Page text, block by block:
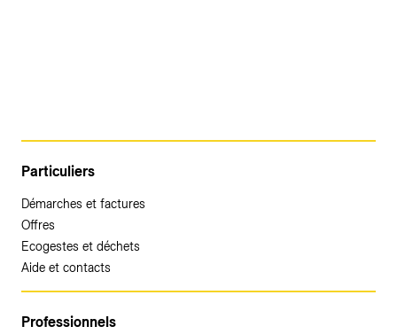
Particuliers
Démarches et factures
Offres
Ecogestes et déchets
Aide et contacts
Professionnels